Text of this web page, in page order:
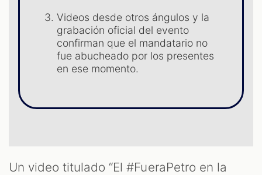
Videos desde otros ángulos y la
grabación oficial del evento
confirman que el mandatario no
fue abucheado por los presentes
en ese momento.
Un video titulado “El #FueraPetro en la